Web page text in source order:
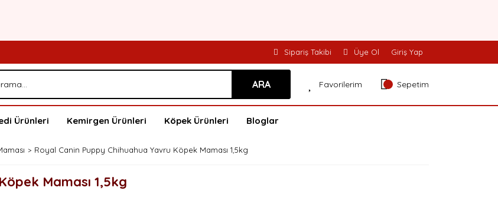
Sipariş Takibi Üye Ol Giriş Yap
ARA Favorilerim Sepetim
Ürünleri Kemirgen Ürünleri Köpek Ürünleri Bloglar
Royal Canin Puppy Chihuahua Yavru Köpek Maması 1,5kg
Maması 1,5kg